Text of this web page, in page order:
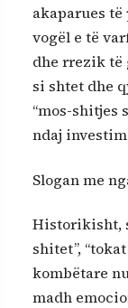
akaparues
vogël e të
dhe rrezik të
si shtet dhe
“mos-shitjes
ndaj
Slogan me
Historikisht,
shitet”,
kombëtare
madh